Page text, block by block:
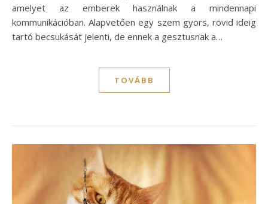
amelyet az emberek használnak a mindennapi
kommunikációban. Alapvetően egy szem gyors, rövid ideig
tartó becsukását jelenti, de ennek a gesztusnak a…
TOVÁBB